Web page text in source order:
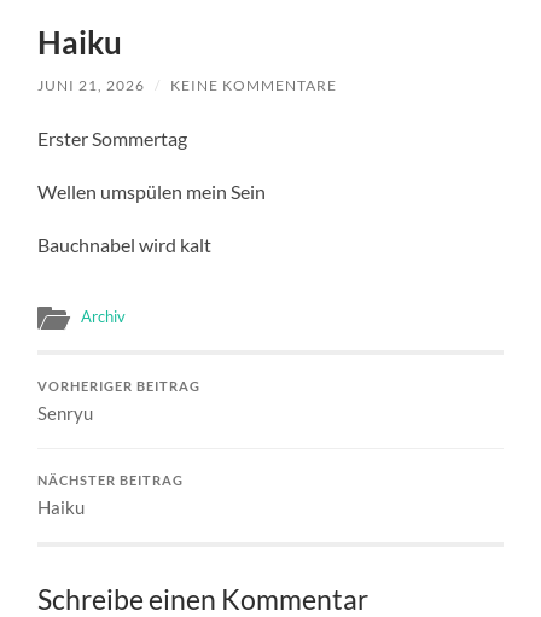
Haiku
JUNI 21, 2026 / KEINE KOMMENTARE
Erster Sommertag
Wellen umspülen mein Sein
Bauchnabel wird kalt
Archiv
VORHERIGER BEITRAG
Senryu
NÄCHSTER BEITRAG
Haiku
Schreibe einen Kommentar